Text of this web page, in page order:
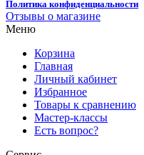
Политика конфиденциальности
Отзывы о магазине
Меню
Корзина
Главная
Личный кабинет
Избранное
Товары к сравнению
Мастер-классы
Есть вопрос?